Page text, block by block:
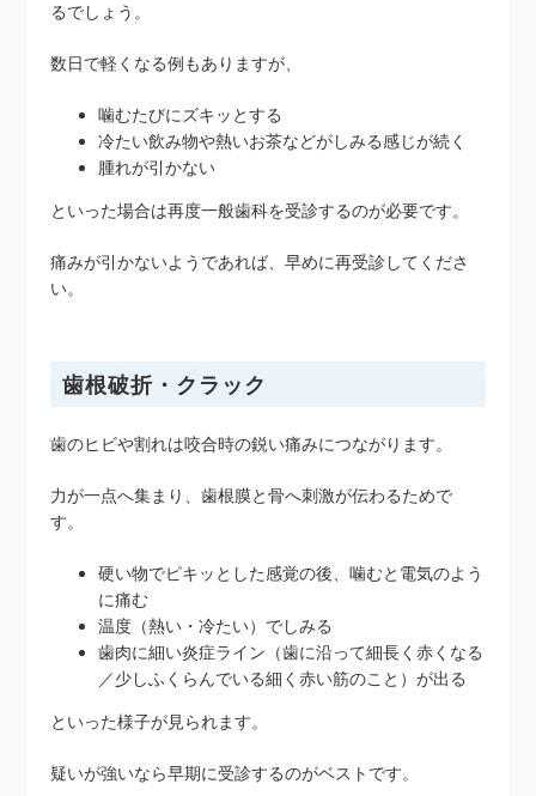
るでしょう。
数日で軽くなる例もありますが、
噛むたびにズキッとする
冷たい飲み物や熱いお茶などがしみる感じが続く
腫れが引かない
といった場合は再度一般歯科を受診するのが必要です。
痛みが引かないようであれば、早めに再受診してくださ
い。
歯根破折・クラック
歯のヒビや割れは咬合時の鋭い痛みにつながります。
力が一点へ集まり、歯根膜と骨へ刺激が伝わるためで
す。
硬い物でピキッとした感覚の後、噛むと電気のよう
に痛む
温度（熱い・冷たい）でしみる
歯肉に細い炎症ライン（歯に沿って細長く赤くなる
／少しふくらんでいる細く赤い筋のこと）が出る
といった様子が見られます。
疑いが強いなら早期に受診するのがベストです。